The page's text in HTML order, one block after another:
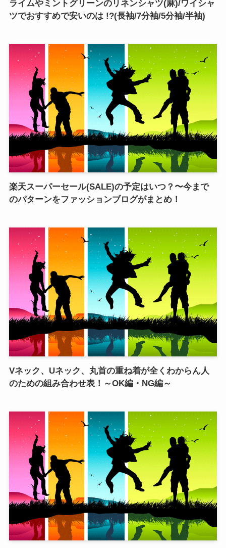
ライムやミントグリーンのリネンシャツ(麻)/ワイシャ
ツでおすすめで安いのは !?(長袖/7分袖/5分袖/半袖)
楽天スーパーセール(SALE)の予定はいつ？〜今まで
のパターンをファッションブログがまとめ！
Vネック、Uネック、丸首の重ね着が全くわからん人
のための組み合わせ表！～OK編・NG編～